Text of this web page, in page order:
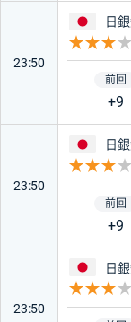
23:50
日本
日
+9
23:50
日本
日
+9
23:50
日本
日